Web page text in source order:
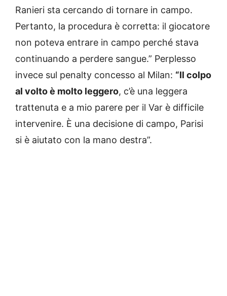
Ranieri sta cercando di tornare in campo.
Pertanto, la procedura è corretta: il giocatore
non poteva entrare in campo perché stava
continuando a perdere sangue.” Perplesso
invece sul penalty concesso al Milan: “Il colpo
al volto è molto leggero, c’è una leggera
trattenuta e a mio parere per il Var è difficile
intervenire. È una decisione di campo, Parisi
si è aiutato con la mano destra”.